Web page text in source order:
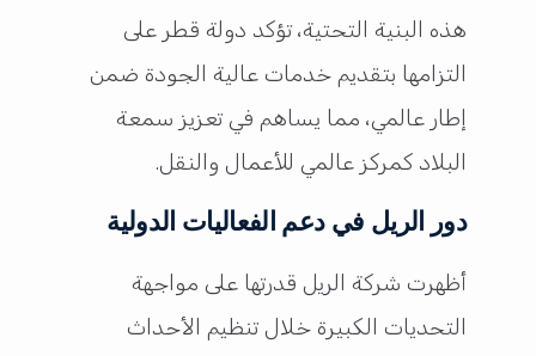
هذه البنية التحتية، تؤكد دولة قطر على
التزامها بتقديم خدمات عالية الجودة ضمن
إطار عالمي، مما يساهم في تعزيز سمعة
البلاد كمركز عالمي للأعمال والنقل.
دور الريل في دعم الفعاليات الدولية
أظهرت شركة الريل قدرتها على مواجهة
التحديات الكبيرة خلال تنظيم الأحداث